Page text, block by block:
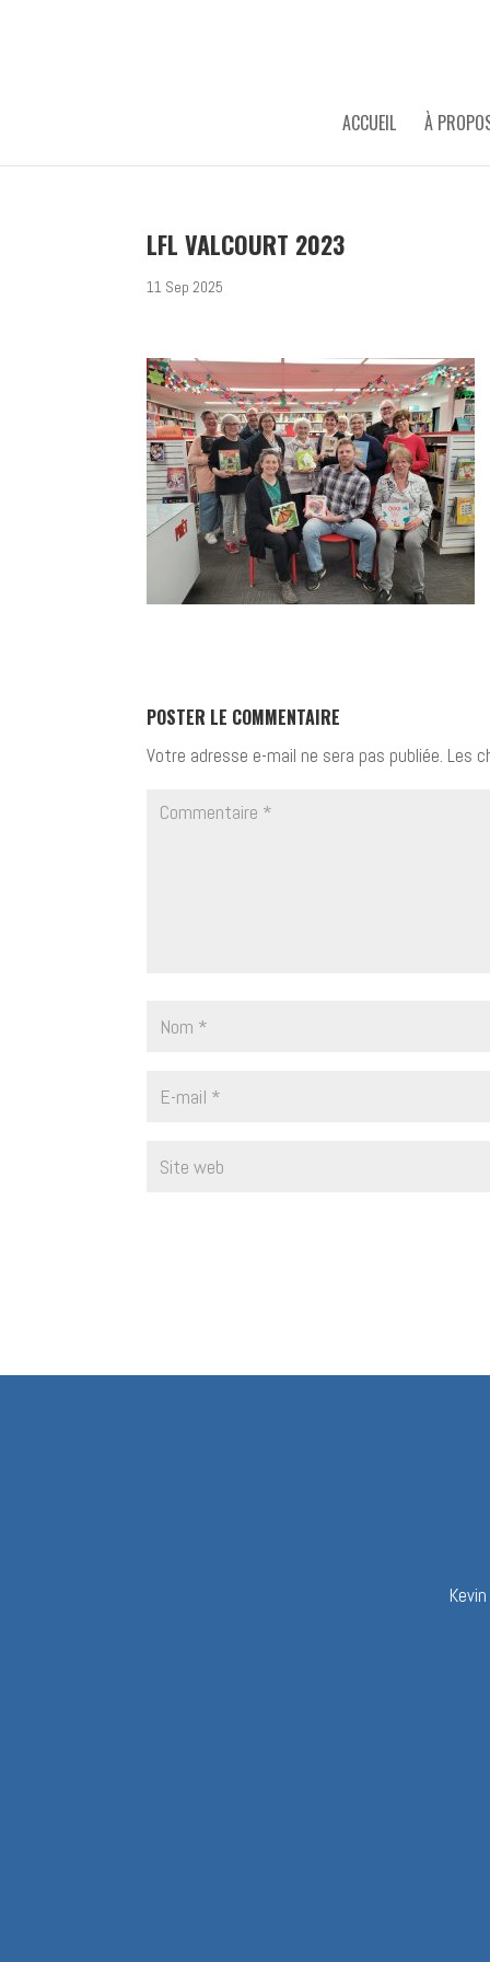
ACCUEIL À
LFL VALCOURT 2023
11 Sep 2025
POSTER LE COMMENTAIRE
Votre adresse e-mail ne sera pas publiée. Les